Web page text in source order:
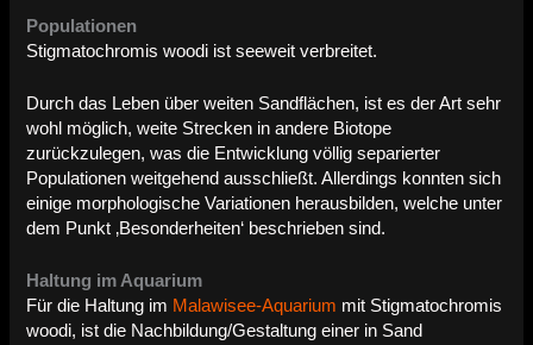
Populationen
Stigmatochromis woodi ist seeweit verbreitet.
Durch das Leben über weiten Sandflächen, ist es der Art sehr
wohl möglich, weite Strecken in andere Biotope
zurückzulegen, was die Entwicklung völlig separierter
Populationen weitgehend ausschließt. Allerdings konnten sich
einige morphologische Variationen herausbilden, welche unter
dem Punkt ‚Besonderheiten‘ beschrieben sind.
Haltung im Aquarium
Für die Haltung im Malawisee-Aquarium mit Stigmatochromis
woodi, ist die Nachbildung/Gestaltung einer in Sand